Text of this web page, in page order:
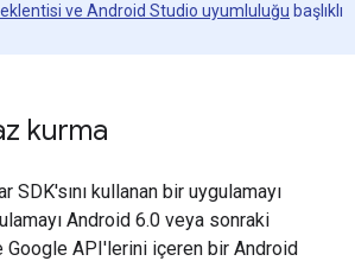
ve Android Studio uyumluluğu başlıklı
kurma
SDK'sını kullanan bir uygulamayı
Android 6.0 veya sonraki
Google API'lerini içeren bir Android